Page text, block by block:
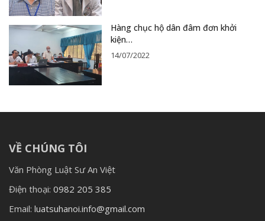
Hàng chục hộ dân đâm đơn khởi
kiện…
14/07/2022
VỀ CHÚNG TÔI
Văn Phòng Luật Sư An Việt
Điện thoại: 0982 205 385
Email: luatsuhanoi.info@gmail.com